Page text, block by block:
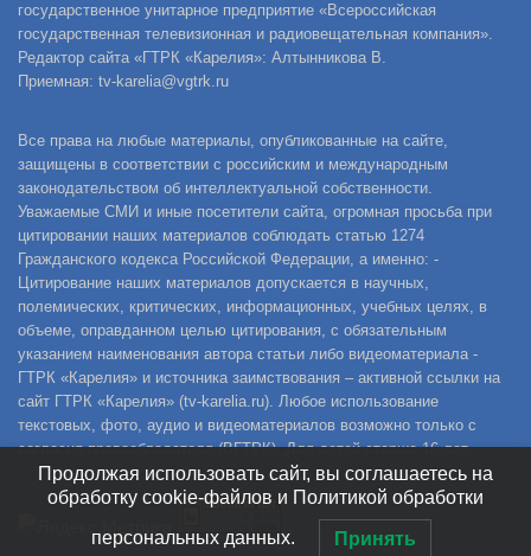
государственное унитарное предприятие «Всероссийская
государственная телевизионная и радиовещательная компания».
Редактор сайта «ГТРК «Карелия»: Алтынникова В.
Приемная: tv-karelia@vgtrk.ru
Все права на любые материалы, опубликованные на сайте,
защищены в соответствии с российским и международным
законодательством об интеллектуальной собственности.
Уважаемые СМИ и иные посетители сайта, огромная просьба при
цитировании наших материалов соблюдать статью 1274
Гражданского кодекса Российской Федерации, а именно: -
Цитирование наших материалов допускается в научных,
полемических, критических, информационных, учебных целях, в
объеме, оправданном целью цитирования, с обязательным
указанием наименования автора статьи либо видеоматериала -
ГТРК «Карелия» и источника заимствования – активной ссылки на
сайт ГТРК «Карелия» (tv-karelia.ru). Любое использование
текстовых, фото, аудио и видеоматериалов возможно только с
согласия правообладателя (ВГТРК). Для детей старше 16 лет.
Продолжая использовать сайт, вы соглашаетесь на
обработку cookie-файлов и Политикой обработки
персональных данных. Принять